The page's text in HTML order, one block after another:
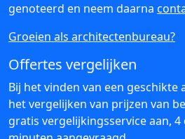
genoteerd en neem daarna
Groeien als architectenbureau?
Offertes vergelijken
Bij het vinden van een geschikte
het vergelijken van prijzen van
gratis vergelijkingsservice aan,